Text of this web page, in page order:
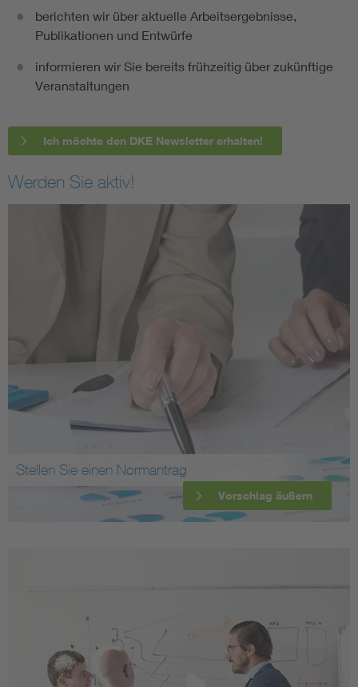
berichten wir über aktuelle Arbeitsergebnisse,
Publikationen und Entwürfe
informieren wir Sie bereits frühzeitig über zukünftige
Veranstaltungen
Ich möchte den DKE Newsletter erhalten!
Werden Sie aktiv!
Stellen Sie einen Normantrag
Vorschlag äußern